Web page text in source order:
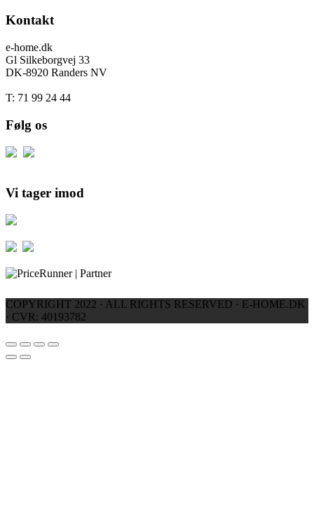
Kontakt
e-home.dk
Gl Silkeborgvej 33
DK-8920 Randers NV
T: 71 99 24 44
Følg os
Vi tager imod
COPYRIGHT 2022 · ALL RIGHTS RESERVED · E-HOME.DK
· CVR: 40193782